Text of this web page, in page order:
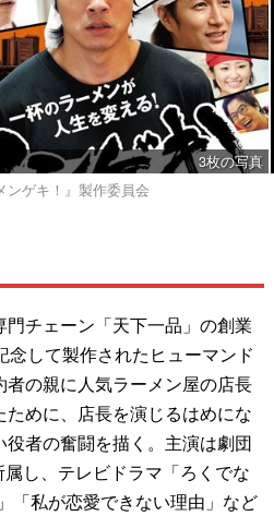
3枚の写真
ンゲキ！』製作委員会
門チェーン「天下一品」の創業
念して製作されたヒューマンド
者の親に人気ラーメン屋の店長
ために、店長を演じるはめにな
役者の奮闘を描く。主演は劇団
し、テレビドラマ「ろくでな
「私が恋愛できない理由」など